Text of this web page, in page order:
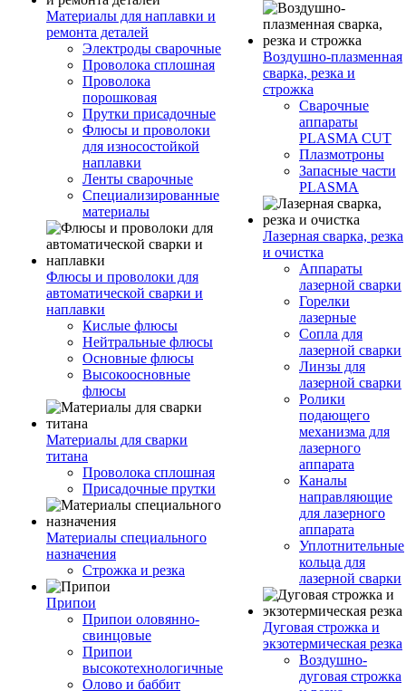
Материалы для наплавки и
ремонта деталей
Электроды сварочные
Проволока сплошная
Проволока
порошковая
Прутки присадочные
Флюсы и проволоки
для износостойкой
наплавки
Ленты сварочные
Специализированные
материалы
Флюсы и проволоки для
автоматической сварки и
наплавки
Кислые флюсы
Нейтральные флюсы
Основные флюсы
Высокоосновные
флюсы
Материалы для сварки
титана
Проволока сплошная
Присадочные прутки
Материалы специального
назначения
Строжка и резка
Припои
Припои оловянно-
свинцовые
Припои
высокотехнологичные
Олово и баббит
Воздушно-плазменная
сварка, резка и
строжка
Сварочные
аппараты
PLASMA CUT
Плазмотроны
Запасные части
PLASMA
Лазерная сварка, резка
и очистка
Аппараты
лазерной сварки
Горелки
лазерные
Сопла для
лазерной сварки
Линзы для
лазерной сварки
Ролики
подающего
механизма для
лазерного
аппарата
Каналы
направляющие
для лазерного
аппарата
Уплотнительные
кольца для
лазерной сварки
Дуговая строжка и
экзотермическая резка
Воздушно-
дуговая строжка